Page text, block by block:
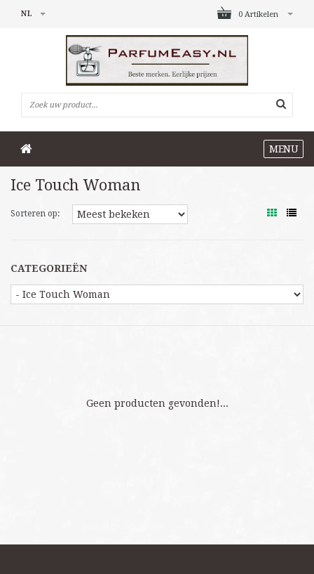
0 Artikelen
NL
MENU
Ice Touch Woman
Sorteren op:
CATEGORIEËN
Geen producten gevonden!...